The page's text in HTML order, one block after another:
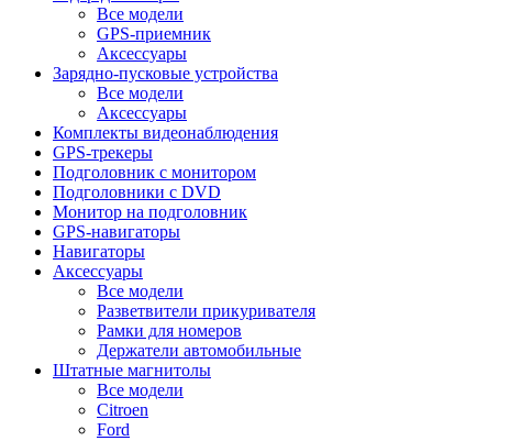
Все модели
GPS-приемник
Аксессуары
Зарядно-пусковые устройства
Все модели
Аксессуары
Комплекты видеонаблюдения
GPS-трекеры
Подголовник с монитором
Подголовники с DVD
Монитор на подголовник
GPS-навигаторы
Навигаторы
Аксессуары
Все модели
Разветвители прикуривателя
Рамки для номеров
Держатели автомобильные
Штатные магнитолы
Все модели
Citroen
Ford